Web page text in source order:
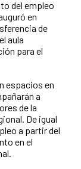
del empleo
en
de
aula
para el
espacios en
a
de la
De igual
a partir del
en el